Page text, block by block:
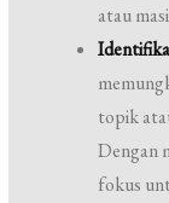
atau
topik
Dengan
fokus